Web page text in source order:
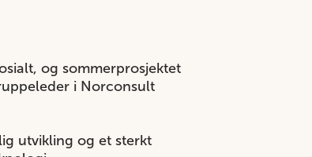
og sommerprosjektet
i Norconsult
utvikling og et sterkt